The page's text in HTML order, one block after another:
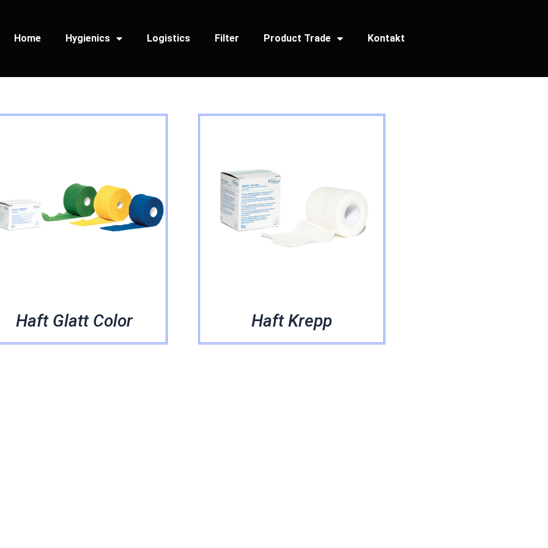
Home Hygienics Logistics Filter Product Trade Kontakt
Haft Glatt Color Haft Krepp